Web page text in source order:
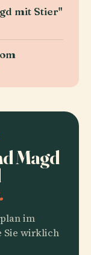
mit Stier"
Magd
im
Sie wirklich